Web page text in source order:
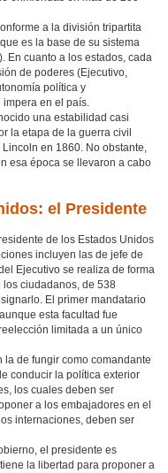
a la división tripartita
es la base de su sistema
En cuanto a los estados, cada
de poderes (Ejecutivo,
política y
en el país.
una estabilidad casi
la etapa de la guerra civil
en 1860. No obstante,
esa época se llevaron a cabo
el Presidente
de los Estados Unidos
incluyen las de jefe de
Ejecutivo se realiza de forma
ciudadanos, de 538
El primer mandatario
esta facultad fue
limitada a un único
la de fungir como comandante
conducir la política exterior
los cuales deben ser
a los embajadores en el
internaciones, deben ser
el presidente es
la libertad para proponer a